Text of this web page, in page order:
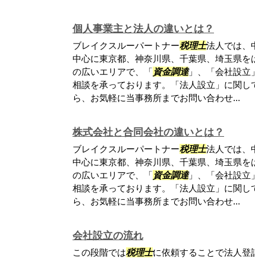
個人事業主と法人の違いとは？
ブレイクスルーパートナー税理士法人では、
中心に東京都、神奈川県、千葉県、埼玉県
の広いエリアで、「資金調達」、「会社設立
相談を承っております。「法人設立」に関し
ら、お気軽に当事務所までお問い合わせ...
株式会社と合同会社の違いとは？
ブレイクスルーパートナー税理士法人では、
中心に東京都、神奈川県、千葉県、埼玉県
の広いエリアで、「資金調達」、「会社設立
相談を承っております。「法人設立」に関し
ら、お気軽に当事務所までお問い合わせ...
会社設立の流れ
この段階では税理士に依頼することで法人登